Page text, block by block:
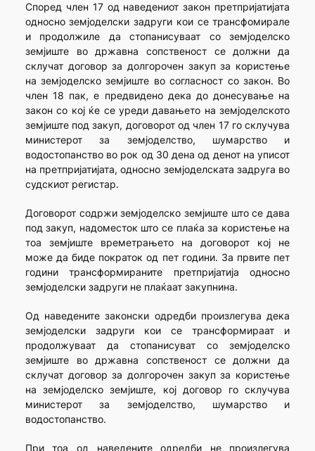
Според член 17 од наведениот закон претпријатијата
односно земјоделски задруги кои се трансфомирале
и продолжиле да стопанисуваат со земјоделско
земјиште во државна сопственост се должни да
склучат договор за долгорочен закуп за користење
на земјоделско земјиште во согласност со закон. Во
член 18 пак, е предвидено дека до донесување на
закон со кој ќе се уреди давањето на земјоделското
земјиште под закуп, договорот од член 17 го склучува
министерот за земјоделство, шумарство и
водостопанство во рок од 30 дена од денот на уписот
на претпријатијата, односно земјоделската задруга во
судскиот регистар.
Договорот содржи земјоделско земјиште што се дава
под закуп, надоместок што се плаќа за користење на
тоа земјиште времетрањето на договорот кој не
може да биде пократок од пет години. За првите пет
години трансформираните претпријатија односно
земјоделски задруги не плаќаат закупнина.
Од наведените законски одредби произлегува дека
земјоделски задруги кои се трансформираат и
продолжуваат да стопанисуват со земјоделско
земјиште во државна сопственост се должни да
склучат договор за долгорочен закуп за користење
на земјоделско земјиште, кој договор го склучува
министерот за земјоделство, шумарство и
водостопанство.
При тоа од наведените одредби не произлегува